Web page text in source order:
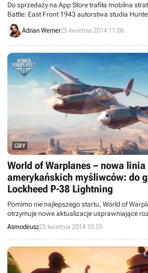
Do sprzedaży na App Store trafiła mobilna
Battle: East Front 1943 autorstwa studia
źródłem inspiracji autorów był klasyczny
General.Adrian Werner25 kwietnia 2014 11:06
GRY
World of Warplanes – nowa linia
amerykańskich myśliwców: do
Lockheed P-38 Lightning
Pomimo nie najlepszego startu, World of
otrzymuje nowe aktualizacje usprawniające
nowe maszyny. Tym razem gracze dostaną do
amerykańskich ciężkich myśliwców oraz
obrębie interfejsu i mechaniki gry.
Asmodeusz25 kwietnia 2014 10:55